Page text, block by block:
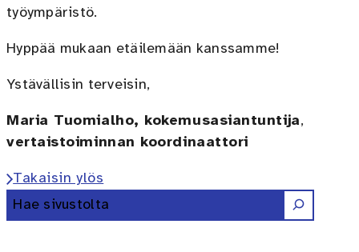
työympäristö.
Hyppää mukaan etäilemään kanssamme!
Ystävällisin terveisin,
Maria Tuomialho, kokemusasiantuntija,
vertaistoiminnan koordinaattori
Takaisin ylös
Etsi